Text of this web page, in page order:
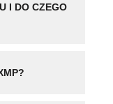
I DO CZEGO